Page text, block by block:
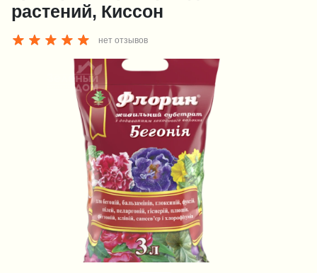
растений, Киссон
нет отзывов